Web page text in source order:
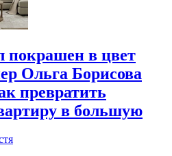
покрашен в цвет
Ольга Борисова
превратить
в большую